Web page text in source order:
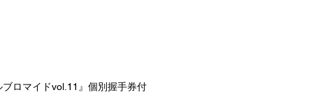
ロマイドvol.11』個別握手券付